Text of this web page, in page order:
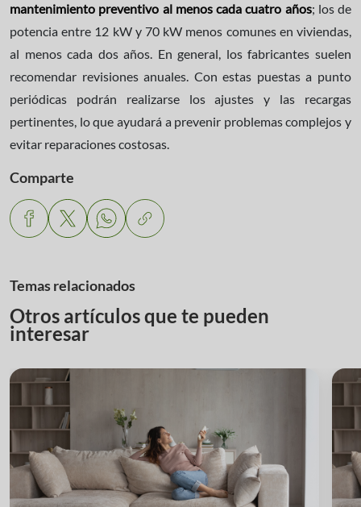
mantenimiento preventivo al menos cada cuatro años; los de
potencia entre 12 kW y 70 kW menos comunes en viviendas,
al menos cada dos años. En general, los fabricantes suelen
recomendar revisiones anuales. Con estas puestas a punto
periódicas podrán realizarse los ajustes y las recargas
pertinentes, lo que ayudará a prevenir problemas complejos y
evitar reparaciones costosas.
Comparte
Temas relacionados
Otros artículos que te pueden
interesar